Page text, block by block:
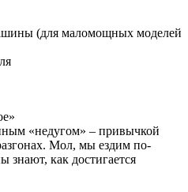
(для маломощных моделей
«недугом» – привычкой
Мол, мы ездим по-
знают, как достигается